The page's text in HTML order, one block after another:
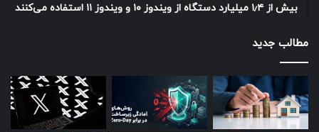
بیش از ۱٫۴ میلیارد دستگاه از ویندوز ۱۰ و ویندوز ۱۱ استفاده می‌کنند
مطالب جدید